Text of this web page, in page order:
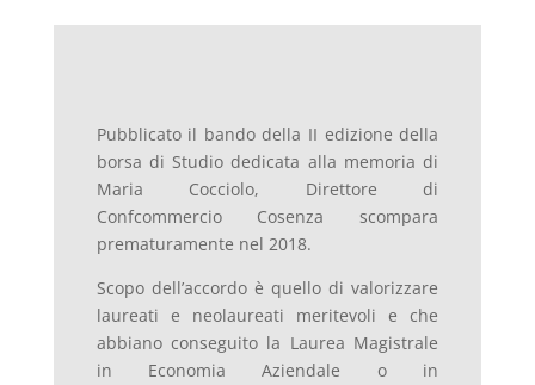
Pubblicato il bando della II edizione della
borsa di Studio dedicata alla memoria di
Maria Cocciolo, Direttore di
Confcommercio Cosenza scompara
prematuramente nel 2018.
Scopo dell’accordo è quello di valorizzare
laureati e neolaureati meritevoli e che
abbiano conseguito la Laurea Magistrale
in Economia Aziendale o in